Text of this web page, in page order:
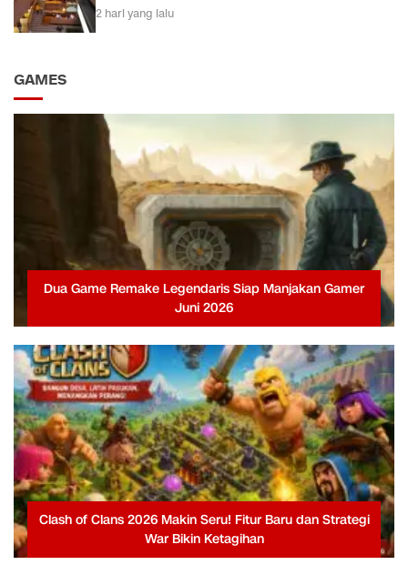
2 hari yang lalu
GAMES
Dua Game Remake Legendaris Siap Manjakan Gamer
Juni 2026
Clash of Clans 2026 Makin Seru! Fitur Baru dan Strategi
War Bikin Ketagihan